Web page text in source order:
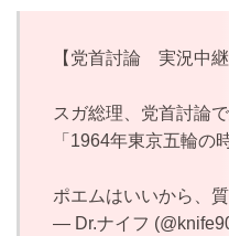
【党首討論 実況中継
スガ総理、党首討論
「1964年東京五輪の
ポエムはいいから、
— Dr.ナイフ